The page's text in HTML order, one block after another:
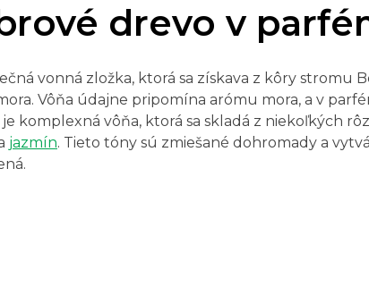
drevo v
vonná zložka, ktorá sa získava z kôry stromu
Vôňa údajne pripomína arómu mora, a v
komplexná vôňa, ktorá sa skladá z niekoľkých
jazmín. Tieto tóny sú zmiešané dohromady a